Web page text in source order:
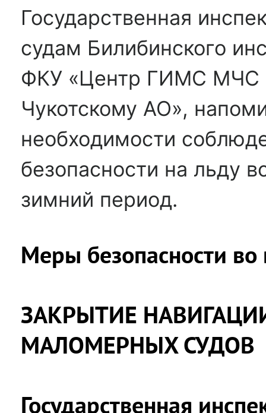
Государственная
судам Билибинского
ФКУ «Центр ГИМС МЧС
Чукотскому АО»,
необходимости
безопасности на льду
зимний период.
Меры безопасности во
ЗАКРЫТИЕ
МАЛОМЕРНЫХ СУДОВ
Государственная